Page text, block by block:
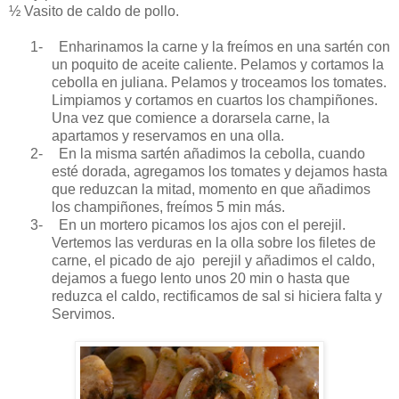
½ Vasito de caldo de pollo.
1-
Enharinamos la carne y la freímos en una sartén con
un poquito de aceite caliente. Pelamos y cortamos la
cebolla en juliana. Pelamos y troceamos los tomates.
Limpiamos y cortamos en cuartos los champiñones.
Una vez que comience a dorarsela carne, la
apartamos y reservamos en una olla.
2-
En la misma sartén añadimos la cebolla, cuando
esté dorada, agregamos los tomates y dejamos hasta
que reduzcan la mitad, momento en que añadimos
los champiñones, freímos 5 min más.
3-
En un mortero picamos los ajos con el perejil.
Vertemos las verduras en la olla sobre los filetes de
carne, el picado de ajo perejil y añadimos el caldo,
dejamos a fuego lento unos 20 min o hasta que
reduzca el caldo, rectificamos de sal si hiciera falta y
Servimos.